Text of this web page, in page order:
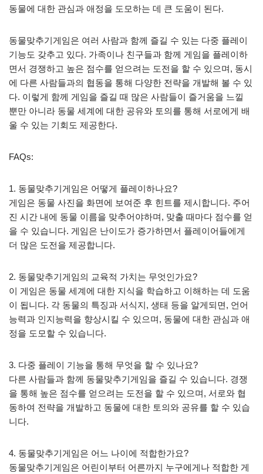
동물에 대한 관심과 애정을 도모하는 데 큰 도움이 된다.
동물맞추기게임은 여러 사람과 함께 즐길 수 있는 다중 플레이
기능도 갖추고 있다. 가족이나 친구들과 함께 게임을 플레이하
면서 경쟁하고 높은 점수를 얻으려는 도전을 할 수 있으며, 동시
에 다른 사람들과의 협동을 통해 다양한 전략을 개발해 볼 수 있
다. 이렇게 함께 게임을 즐길 때 많은 사람들이 즐거움을 느낄
뿐만 아니라 동물 세계에 대한 공유와 토의를 통해 서로에게 배
울 수 있는 기회도 제공한다.
FAQs:
1. 동물맞추기게임은 어떻게 플레이하나요?
게임은 동물 사진을 화면에 보여준 후 힌트를 제시합니다. 주어
진 시간 내에 동물 이름을 맞추어야하며, 맞출 때마다 점수를 얻
을 수 있습니다. 게임은 난이도가 증가하면서 플레이어들에게
더 많은 도전을 제공합니다.
2. 동물맞추기게임의 교육적 가치는 무엇인가요?
이 게임은 동물 세계에 대한 지식을 학습하고 이해하는 데 도움
이 됩니다. 각 동물의 특징과 서식지, 생태 등을 알게되면, 언어
능력과 인지능력을 향상시킬 수 있으며, 동물에 대한 관심과 애
정을 도모할 수 있습니다.
3. 다중 플레이 기능을 통해 무엇을 할 수 있나요?
다른 사람들과 함께 동물맞추기게임을 즐길 수 있습니다. 경쟁
을 통해 높은 점수를 얻으려는 도전을 할 수 있으며, 서로와 협
동하여 전략을 개발하고 동물에 대한 토의와 공유를 할 수 있습
니다.
4. 동물맞추기게임은 어느 나이에 적합한가요?
동물맞추기게임은 어린이부터 어른까지 누구에게나 적합한 게